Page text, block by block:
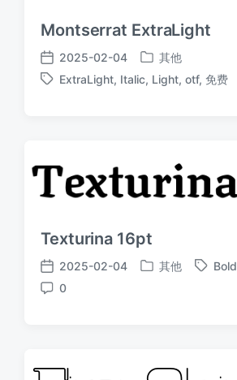
Montserrat ExtraLight
发
布
2025-02-04
发
布
其他
标
ExtraLight, Italic, Light, otf, 免费
Texturina 16pt
发
布
2025-02-04
发
其他
标
Bold
评
0